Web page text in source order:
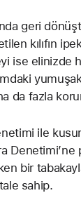
geri
kılıfın
ise elinizde
da fazla
ile
bir
sahip.